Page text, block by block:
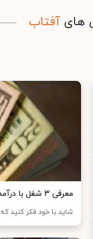
های آفتاب
معرفی ۳ شغل با درآمد بالای ۱۰۰ میلیون در ماه؛ حتی در شهرستان ها
شاید با خود فکر کنید